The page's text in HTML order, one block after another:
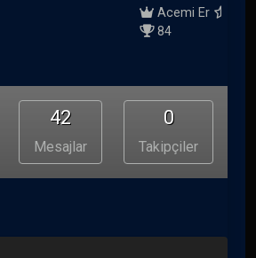
Acemi Er
84
42
Mesajlar
0
Takipçiler